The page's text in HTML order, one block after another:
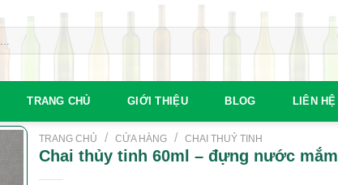
TRANG CHỦ GIỚI THIỆU BLOG LIÊN HỆ
TRANG CHỦ / CỬA HÀNG / CHAI THUỶ TINH
Chai thủy tinh 60ml – đựng nước mắm